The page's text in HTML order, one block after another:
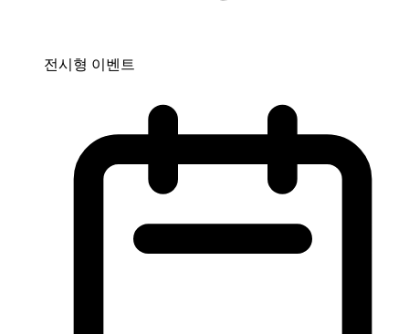
전시형 이벤트